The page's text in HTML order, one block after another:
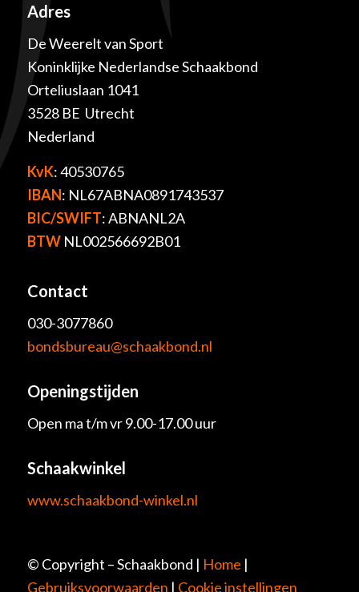
Adres
De Weerelt van Sport
Koninklijke Nederlandse Schaakbond
Orteliuslaan 1041
3528 BE Utrecht
Nederland
KvK: 40530765
IBAN: NL67ABNA0891743537
BIC/SWIFT: ABNANL2A
BTWNL002566692B01
Contact
030-3077860
bondsbureau@schaakbond.nl
Openingstijden
Open ma t/m vr 9.00-17.00 uur
Schaakwinkel
www.schaakbond-winkel.nl
© Copyright – Schaakbond | Home |
Gebruiksvoorwaarden | Cookie instellingen